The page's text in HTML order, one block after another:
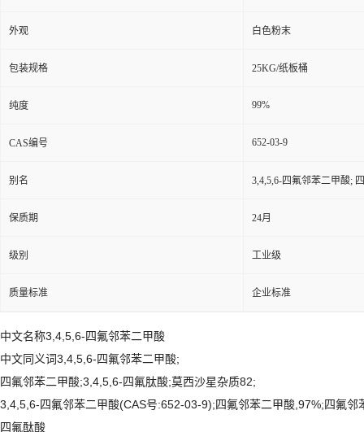
外观 白色粉末
包装规格 25KG/纸板桶
纯度 99%
CAS编号 652-03-9
别名 3,4,5,6-四氟邻苯二甲酸;
保质期 24月
级别 工业级
质量标准 企业标准
中文名称3,4,5,6-四氟邻苯二甲酸
中文同义词3,4,5,6-四氟邻苯二甲酸;
四氟邻苯二甲酸;3,4,5,6-四氟肽酸;莫西沙星杂质82;
3,4,5,6-四氟邻苯二甲酸(CAS号:652-03-9);四氟邻苯二甲酸,97%;四氟邻
四氟酞酸